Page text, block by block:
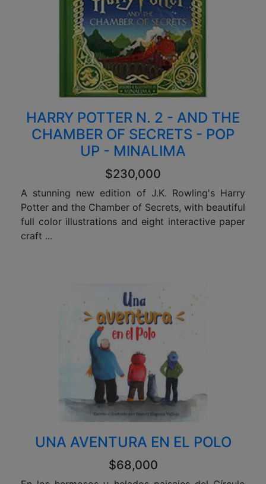
HARRY POTTER N. 2 - AND THE
CHAMBER OF SECRETS - POP
UP - MINALIMA
$230,000
A stunning new edition of J.K. Rowling's Harry
Potter and the Chamber of Secrets, with beautiful
full color illustrations and eight interactive paper
craft ...
UNA AVENTURA EN EL POLO
$68,000